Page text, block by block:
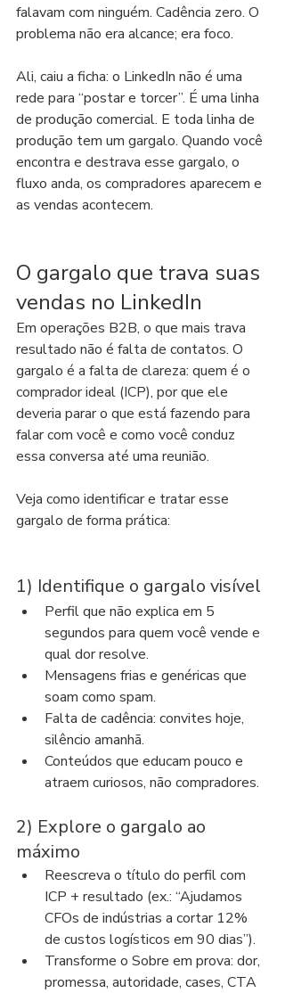
falavam com ninguém. Cadência zero. O
problema não era alcance; era foco.
Ali, caiu a ficha: o LinkedIn não é uma
rede para “postar e torcer”. É uma linha
de produção comercial. E toda linha de
produção tem um gargalo. Quando você
encontra e destrava esse gargalo, o
fluxo anda, os compradores aparecem e
as vendas acontecem.
O gargalo que trava suas
vendas no LinkedIn
Em operações B2B, o que mais trava
resultado não é falta de contatos. O
gargalo é a falta de clareza: quem é o
comprador ideal (ICP), por que ele
deveria parar o que está fazendo para
falar com você e como você conduz
essa conversa até uma reunião.
Veja como identificar e tratar esse
gargalo de forma prática:
1) Identifique o gargalo visível
Perfil que não explica em 5
segundos para quem você vende e
qual dor resolve.
Mensagens frias e genéricas que
soam como spam.
Falta de cadência: convites hoje,
silêncio amanhã.
Conteúdos que educam pouco e
atraem curiosos, não compradores.
2) Explore o gargalo ao
máximo
Reescreva o título do perfil com
ICP + resultado (ex.: “Ajudamos
CFOs de indústrias a cortar 12%
de custos logísticos em 90 dias”).
Transforme o Sobre em prova: dor,
promessa, autoridade, cases, CTA